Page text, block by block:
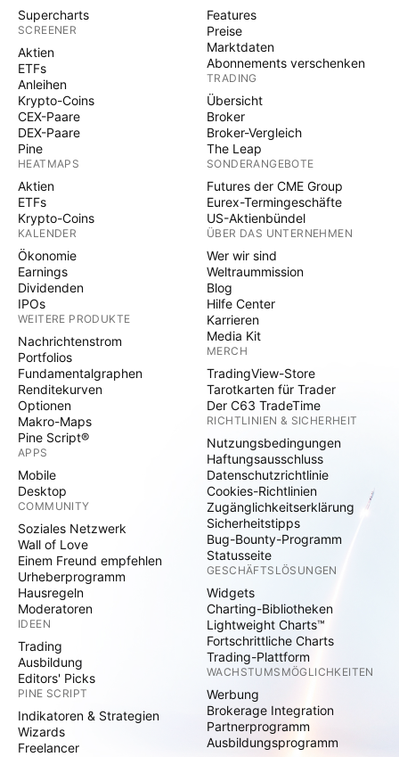
Supercharts
SCREENER
Aktien
ETFs
Anleihen
Krypto-Coins
CEX-Paare
DEX-Paare
Pine
HEATMAPS
Aktien
ETFs
Krypto-Coins
KALENDER
Ökonomie
Earnings
Dividenden
IPOs
WEITERE PRODUKTE
Nachrichtenstrom
Portfolios
Fundamentalgraphen
Renditekurven
Optionen
Makro-Maps
Pine Script®
APPS
Mobile
Desktop
COMMUNITY
Soziales Netzwerk
Wall of Love
Einem Freund empfehlen
Urheberprogramm
Hausregeln
Moderatoren
IDEEN
Trading
Ausbildung
Editors' Picks
PINE SCRIPT
Indikatoren & Strategien
Wizards
Freelancer
Features
Preise
Marktdaten
Abonnements verschenken
TRADING
Übersicht
Broker
Broker-Vergleich
The Leap
SONDERANGEBOTE
Futures der CME Group
Eurex-Termingeschäfte
US-Aktienbündel
ÜBER DAS UNTERNEHMEN
Wer wir sind
Weltraummission
Blog
Hilfe Center
Karrieren
Media Kit
MERCH
TradingView-Store
Tarotkarten für Trader
Der C63 TradeTime
RICHTLINIEN & SICHERHEIT
Nutzungsbedingungen
Haftungsausschluss
Datenschutzrichtlinie
Cookies-Richtlinien
Zugänglichkeitserklärung
Sicherheitstipps
Bug-Bounty-Programm
Statusseite
GESCHÄFTSLÖSUNGEN
Widgets
Charting-Bibliotheken
Lightweight Charts™
Fortschrittliche Charts
Trading-Plattform
WACHSTUMSMÖGLICHKEITEN
Werbung
Brokerage Integration
Partnerprogramm
Ausbildungsprogramm